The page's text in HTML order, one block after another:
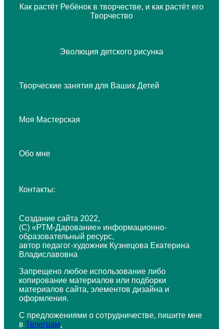
Как растёт Ребёнок в творчестве, и как растёт его
Творчество
Эволюция детского рисунка
Творческие занятия для Ваших Детей
Моя Мастерская
Обо мне
Контакты:
Создание сайта 2022,
(С) «РТМ-Дарование» информационно-
образовательный ресурс,
автор педагог-художник Кузнецова Екатерина
Владиславовна
Запрещено любое использование либо
копирование материалов или подборки
материалов сайта, элементов дизайна и
оформления.
С предложениями о сотрудничестве, пишите мне
в Телеграм.